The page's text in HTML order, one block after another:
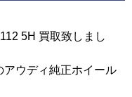
5H 買取致しまし
ウディ純正ホイール